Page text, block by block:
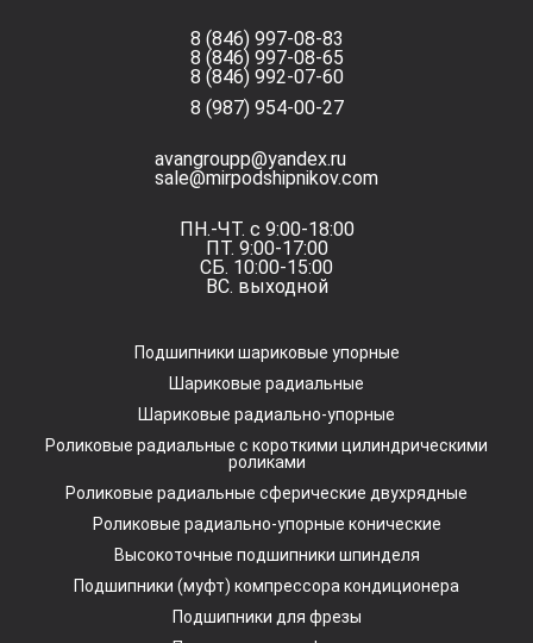
8 (846) 997-08-83
8 (846) 997-08-65
8 (846) 992-07-60
8 (987) 954-00-27
avangroupp@yandex.ru
sale@mirpodshipnikov.com
ПН.-ЧТ. с 9:00-18:00
ПТ. 9:00-17:00
СБ. 10:00-15:00
ВС. выходной
Подшипники шариковые упорные
Шариковые радиальные
Шариковые радиально-упорные
Роликовые радиальные с короткими цилиндрическими
роликами
Роликовые радиальные сферические двухрядные
Роликовые радиально-упорные конические
Высокоточные подшипники шпинделя
Подшипники (муфт) компрессора кондиционера
Подшипники для фрезы